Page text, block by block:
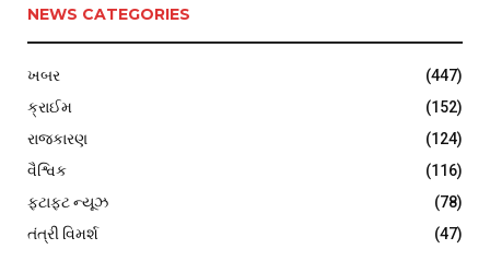
NEWS CATEGORIES
ખબર
(447)
ક્રાઈમ
(152)
રાજકારણ
(124)
વૈશ્વિક
(116)
ફટાફટ ન્યૂઝ
(78)
તંત્રી વિમર્શ
(47)